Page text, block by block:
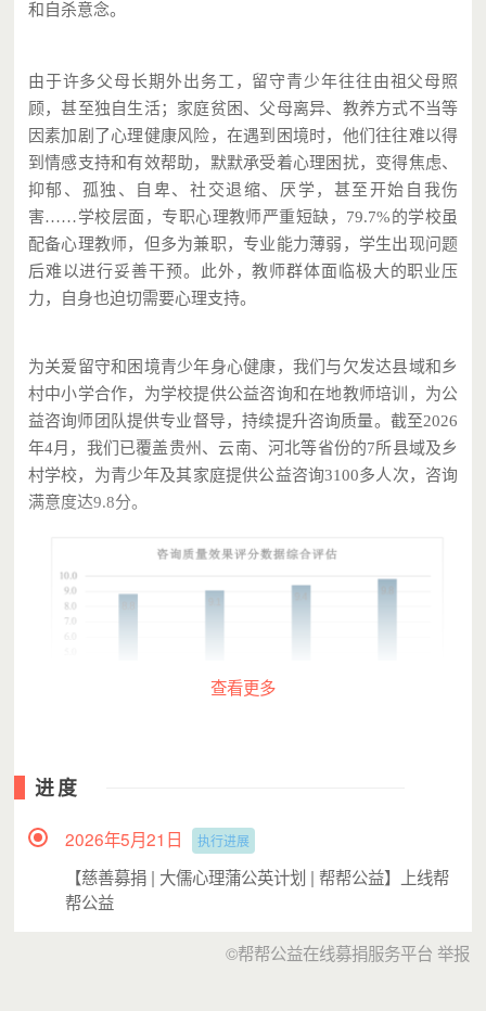
和自杀意念。
由于许多父母长期外出务工，留守青少年往往由祖父母照
顾，甚至独自生活；家庭贫困、父母离异、教养方式不当等
因素加剧了心理健康风险，在遇到困境时，他们往往难以得
到情感支持和有效帮助，默默承受着心理困扰，变得焦虑、
抑郁、孤独、自卑、社交退缩、厌学，甚至开始自我伤
害……学校层面，专职心理教师严重短缺， 79.7%的学校虽
配备心理教师，但多为兼职，专业能力薄弱，学生出现问题
后难以进行妥善干预。此外，教师群体面临极大的职业压
力，自身也迫切需要心理支持。
为关爱留守和困境青少年身心健康，我们与欠发达县域和乡
村中小学合作，为学校提供公益咨询和在地教师培训，为公
益咨询师团队提供专业督导，持续提升咨询质量。 截至2026
年4月，我们已覆盖贵州、云南、河北等省份的7所县域及乡
村学校，为青少年及其家庭提供公益咨询3100多人次，咨询
满意度达9.8分。
近年来，校园危机事件频发。
2025 年6 月，我们在贵州试点
月，我们进一步增加援助力度，为试点校“种子教
查看更多
进度
2026年5月21日 执行进展
【慈善募捐 | 大儒心理蒲公英计划 | 帮帮公益】上线帮
帮公益
©帮帮公益在线募捐服务平台 举报